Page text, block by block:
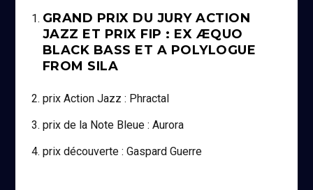
GRAND PRIX DU JURY ACTION
JAZZ ET PRIX FIP : EX ÆQUO
BLACK BASS ET A POLYLOGUE
FROM SILA
prix Action Jazz : Phractal
prix de la Note Bleue : Aurora
prix découverte : Gaspard Guerre